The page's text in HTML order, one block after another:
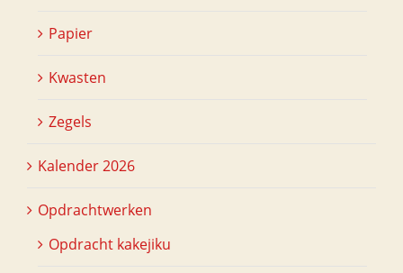
Papier
Kwasten
Zegels
Kalender 2026
Opdrachtwerken
Opdracht kakejiku